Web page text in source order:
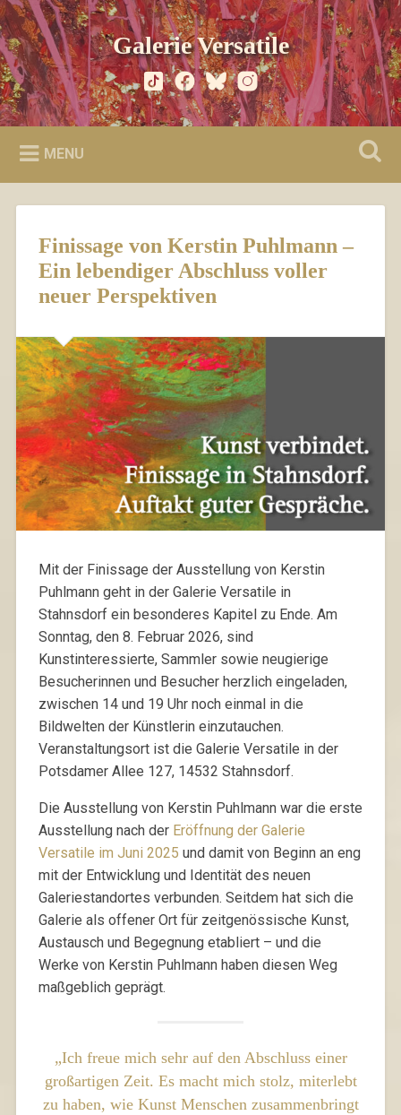
Skip
to
content
Search Galerie Versatile
MENU
Finissage von Kerstin Puhlmann –
Ein lebendiger Abschluss voller
neuer Perspektiven
Mit der Finissage der Ausstellung von Kerstin
Puhlmann geht in der Galerie Versatile in
Stahnsdorf ein besonderes Kapitel zu Ende. Am
Sonntag, den 8. Februar 2026, sind
Kunstinteressierte, Sammler sowie neugierige
Besucherinnen und Besucher herzlich eingeladen,
zwischen 14 und 19 Uhr noch einmal in die
Bildwelten der Künstlerin einzutauchen.
Veranstaltungsort ist die Galerie Versatile in der
Potsdamer Allee 127, 14532 Stahnsdorf.
Die Ausstellung von Kerstin Puhlmann war die erste
Ausstellung nach der Eröffnung der Galerie
Versatile im Juni 2025 und damit von Beginn an eng
mit der Entwicklung und Identität des neuen
Galeriestandortes verbunden. Seitdem hat sich die
Galerie als offener Ort für zeitgenössische Kunst,
Austausch und Begegnung etabliert – und die
Werke von Kerstin Puhlmann haben diesen Weg
maßgeblich geprägt.
„Ich freue mich sehr auf den Abschluss einer
großartigen Zeit. Es macht mich stolz, miterlebt
zu haben, wie Kunst Menschen zusammenbringt